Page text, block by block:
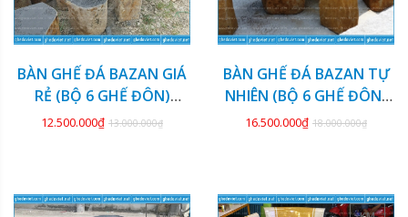
BÀN GHẾ ĐÁ BAZAN GIÁ
RẺ (BỘ 6 GHẾ ĐÔN)
GDBZ-20
12.500.000₫ 13.000.000₫
BÀN GHẾ ĐÁ BAZAN TỰ
NHIÊN (BỘ 6 GHẾ ĐÔN)
GDBZ-19
16.500.000₫ 18.000.000₫